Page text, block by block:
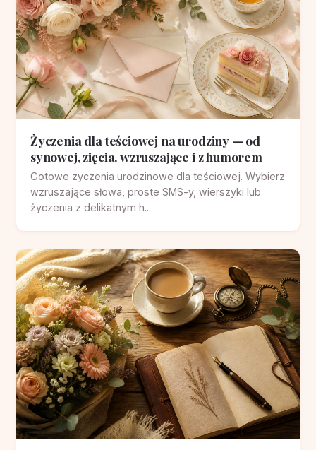
Życzenia dla teściowej na urodziny — od
synowej, zięcia, wzruszające i z humorem
Gotowe zyczenia urodzinowe dla teściowej. Wybierz
wzruszające słowa, proste SMS-y, wierszyki lub
życzenia z delikatnym h...